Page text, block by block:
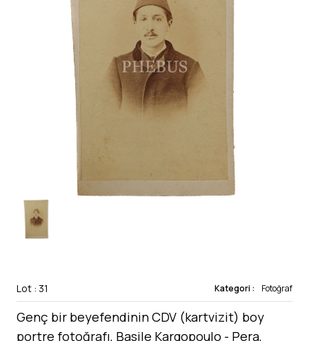
Lot : 31 Kategori : Fotoğraf
Genç bir beyefendinin CDV (kartvizit) boy
portre fotoğrafı, Basile Kargopoulo - Pera,